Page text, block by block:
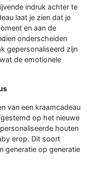
indruk achter te
laat je zien dat je
en aan de
onderscheiden
gepersonaliseerd zijn
de emotionele
van een kraamcadeau
op het nieuwe
houten
erop. Dit soort
generatie op generatie